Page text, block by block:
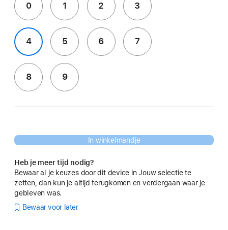
0 1 2 3
4 5 6 7
8 9
In winkelmandje
Heb je meer tijd nodig?
Bewaar al je keuzes door dit device in Jouw selectie te
zetten, dan kun je altijd terugkomen en verdergaan waar je
gebleven was.
Bewaar voor later